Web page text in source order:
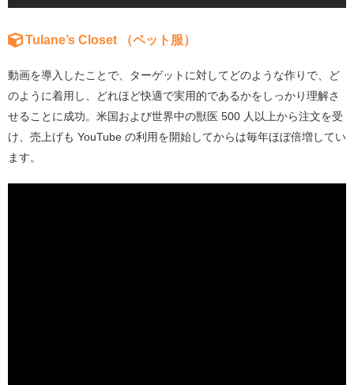
Tulane’s Closet （ペット服）
動画を導入したことで、ターゲットに対してどのような作りで、ど
のように着用し、どれほど快適で実用的であるかをしっかり理解さ
せることに成功。米国および世界中の獣医 500 人以上から注文を受
け、売上げも YouTube の利用を開始してからは毎年ほぼ倍増してい
ます。